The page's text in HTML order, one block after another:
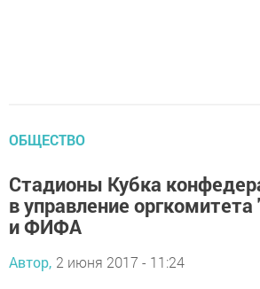
ОБЩЕСТВО
Стадионы Кубка
в управление
и ФИФА
Автор, 2 июня 2017 - 11:24